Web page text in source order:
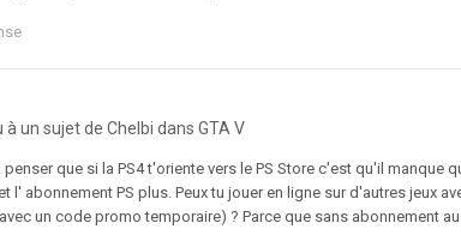
un sujet de Chelbi dans GTA V
que si la PS4 t'oriente vers le PS Store c'est qu'il manque
l' abonnement PS plus. Peux tu jouer en ligne sur d'autres jeux
un code promo temporaire) ? Parce que sans abonnement